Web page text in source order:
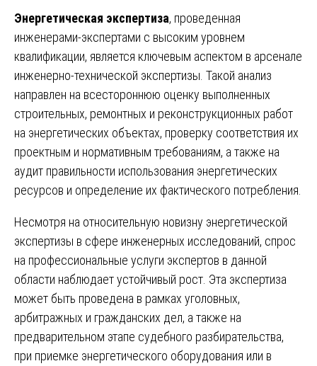
Энергетическая экспертиза, проведенная
инженерами-экспертами с высоким уровнем
квалификации, является ключевым аспектом в арсенале
инженерно-технической экспертизы. Такой анализ
направлен на всестороннюю оценку выполненных
строительных, ремонтных и реконструкционных работ
на энергетических объектах, проверку соответствия их
проектным и нормативным требованиям, а также на
аудит правильности использования энергетических
ресурсов и определение их фактического потребления.
Несмотря на относительную новизну энергетической
экспертизы в сфере инженерных исследований, спрос
на профессиональные услуги экспертов в данной
области наблюдает устойчивый рост. Эта экспертиза
может быть проведена в рамках уголовных,
арбитражных и гражданских дел, а также на
предварительном этапе судебного разбирательства,
при приемке энергетического оборудования или в